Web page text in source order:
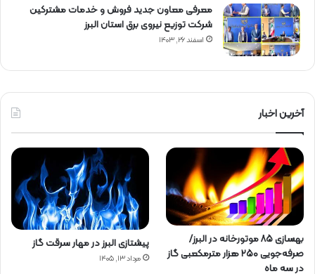
معرفی معاون جدید فروش و خدمات مشتركین
شركت توزیع نیروی برق استان البرز
اسفند ۲۶, ۱۴۰۳
آخرین اخبار
بهسازی ۸۵ موتورخانه در البرز/
صرفه‌جویی ۲۵۰ هزار مترمکعبی گاز
در سه ماه
پیشتازی البرز در مهار سرقت گاز
مرداد ۱۳, ۱۴۰۵